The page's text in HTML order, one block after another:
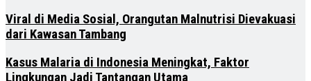
Viral di Media Sosial, Orangutan Malnutrisi Dievakuasi
dari Kawasan Tambang
Kasus Malaria di Indonesia Meningkat, Faktor
Lingkungan Jadi Tantangan Utama